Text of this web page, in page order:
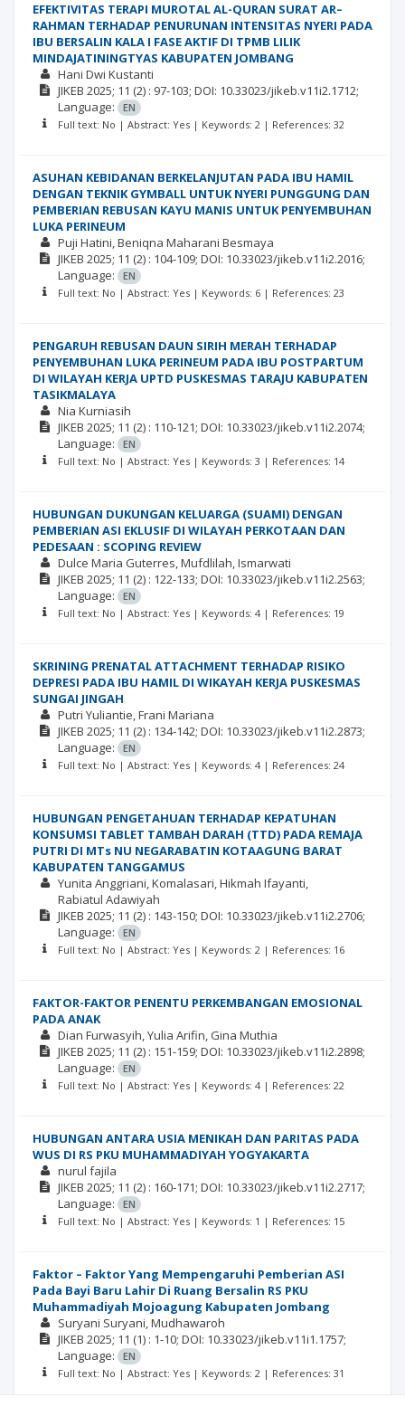
EFEKTIVITAS TERAPI MUROTAL AL-QURAN SURAT AR–
RAHMAN TERHADAP PENURUNAN INTENSITAS NYERI PADA
IBU BERSALIN KALA I FASE AKTIF DI TPMB LILIK
MINDAJATININGTYAS KABUPATEN JOMBANG
Hani Dwi Kustanti
JIKEB 2025; 11 (2) : 97-103; DOI: 10.33023/jikeb.v11i2.1712;
Language:
EN
Full text: No | Abstract: Yes | Keywords: 2 | References: 32
ASUHAN KEBIDANAN BERKELANJUTAN PADA IBU HAMIL
DENGAN TEKNIK GYMBALL UNTUK NYERI PUNGGUNG DAN
PEMBERIAN REBUSAN KAYU MANIS UNTUK PENYEMBUHAN
LUKA PERINEUM
Puji Hatini Beniqna Maharani Besmaya
JIKEB 2025; 11 (2) : 104-109; DOI: 10.33023/jikeb.v11i2.2016;
Language:
EN
Full text: No | Abstract: Yes | Keywords: 6 | References: 23
PENGARUH REBUSAN DAUN SIRIH MERAH TERHADAP
PENYEMBUHAN LUKA PERINEUM PADA IBU POSTPARTUM
DI WILAYAH KERJA UPTD PUSKESMAS TARAJU KABUPATEN
TASIKMALAYA
Nia Kurniasih
JIKEB 2025; 11 (2) : 110-121; DOI: 10.33023/jikeb.v11i2.2074;
Language:
EN
Full text: No | Abstract: Yes | Keywords: 3 | References: 14
HUBUNGAN DUKUNGAN KELUARGA (SUAMI) DENGAN
PEMBERIAN ASI EKLUSIF DI WILAYAH PERKOTAAN DAN
PEDESAAN : SCOPING REVIEW
Dulce Maria Guterres Mufdlilah Ismarwati
JIKEB 2025; 11 (2) : 122-133; DOI: 10.33023/jikeb.v11i2.2563;
Language:
EN
Full text: No | Abstract: Yes | Keywords: 4 | References: 19
SKRINING PRENATAL ATTACHMENT TERHADAP RISIKO
DEPRESI PADA IBU HAMIL DI WIKAYAH KERJA PUSKESMAS
SUNGAI JINGAH
Putri Yuliantie Frani Mariana
JIKEB 2025; 11 (2) : 134-142; DOI: 10.33023/jikeb.v11i2.2873;
Language:
EN
Full text: No | Abstract: Yes | Keywords: 4 | References: 24
HUBUNGAN PENGETAHUAN TERHADAP KEPATUHAN
KONSUMSI TABLET TAMBAH DARAH (TTD) PADA REMAJA
PUTRI DI MTs NU NEGARABATIN KOTAAGUNG BARAT
KABUPATEN TANGGAMUS
Yunita Anggriani Komalasari Hikmah Ifayanti
Rabiatul Adawiyah
JIKEB 2025; 11 (2) : 143-150; DOI: 10.33023/jikeb.v11i2.2706;
Language:
EN
Full text: No | Abstract: Yes | Keywords: 2 | References: 16
FAKTOR-FAKTOR PENENTU PERKEMBANGAN EMOSIONAL
PADA ANAK
Dian Furwasyih Yulia Arifin Gina Muthia
JIKEB 2025; 11 (2) : 151-159; DOI: 10.33023/jikeb.v11i2.2898;
Language:
EN
Full text: No | Abstract: Yes | Keywords: 4 | References: 22
HUBUNGAN ANTARA USIA MENIKAH DAN PARITAS PADA
WUS DI RS PKU MUHAMMADIYAH YOGYAKARTA
nurul fajila
JIKEB 2025; 11 (2) : 160-171; DOI: 10.33023/jikeb.v11i2.2717;
Language:
EN
Full text: No | Abstract: Yes | Keywords: 1 | References: 15
Faktor – Faktor Yang Mempengaruhi Pemberian ASI
Pada Bayi Baru Lahir Di Ruang Bersalin RS PKU
Muhammadiyah Mojoagung Kabupaten Jombang
Suryani Suryani Mudhawaroh
JIKEB 2025; 11 (1) : 1-10; DOI: 10.33023/jikeb.v11i1.1757;
Language:
EN
Full text: No | Abstract: Yes | Keywords: 2 | References: 31